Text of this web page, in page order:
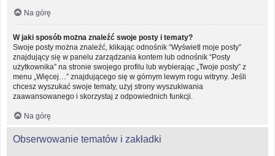
Na górę
W jaki sposób można znaleźć swoje posty i tematy?
Swoje posty można znaleźć, klikając odnośnik “Wyświetl moje posty”
znajdujący się w panelu zarządzania kontem lub odnośnik “Posty
użytkownika” na stronie swojego profilu lub wybierając „Twoje posty” z
menu „Więcej…” znajdującego się w górnym lewym rogu witryny. Jeśli
chcesz wyszukać swoje tematy, użyj strony wyszukiwania
zaawansowanego i skorzystaj z odpowiednich funkcji.
Na górę
Obserwowanie tematów i zakładki